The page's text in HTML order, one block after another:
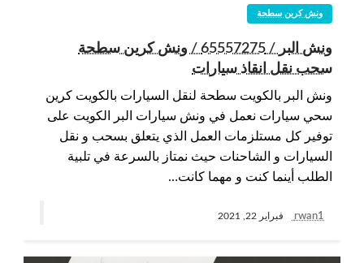
ونش كرين سطحة
ونش البر / 65557275 / ونش كرين سطحة
سحب نقل انقاذ سيارات
ونش البر بالكويت سطحة لنقل السيارات بالكويت كرين
سحي سيارات نعمل في ونش سيارات البر الكويت على
توفير كل مستلزمات العمل الذي يتعلق بسحب و نقل
السيارات و الشاحنات حيث نمتاز بالسرعة في تلبية
الطلب أينما كنت و مهما كانت…
rwan1 فبراير 22, 2021